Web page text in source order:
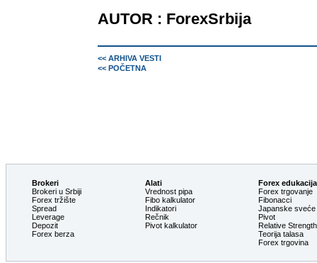
AUTOR : ForexSrbija
<< ARHIVA VESTI
<< POČETNA
Brokeri
Brokeri u Srbiji
Forex tržište
Spread
Leverage
Depozit
Forex berza
Alati
Vrednost pipa
Fibo kalkulator
Indikatori
Rečnik
Pivot kalkulator
Forex edukacija
Forex trgovanje
Fibonacci
Japanske sveće
Pivot
Relative
Teorija talasa
Forex trgovina